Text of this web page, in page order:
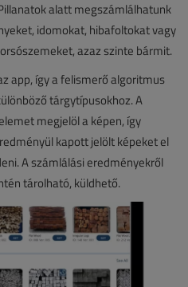
alatt megszámlálhatunk
idomokat, hibafoltokat vagy
azaz szinte bármit.
app, így a felismerő algoritmus
tárgytípusokhoz. A
megjelöl a képen, így
kapott jelölt képeket el
A számlálási eredményekről
tárolható, küldhető.